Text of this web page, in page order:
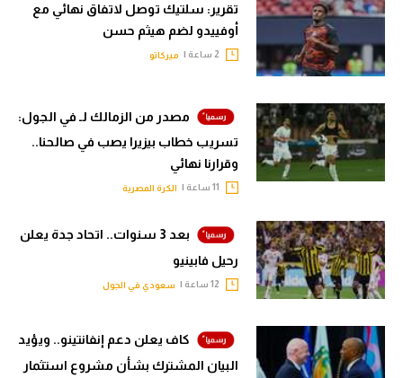
تقرير: سلتيك توصل لاتفاق نهائي مع
أوفييدو لضم هيثم حسن
ميركاتو
مصدر من الزمالك لـ في الجول:
تسريب خطاب بيزيرا يصب في صالحنا..
وقرارنا نهائي
الكرة المصرية
بعد 3 سنوات.. اتحاد جدة يعلن
رحيل فابينيو
سعودي في الجول
كاف يعلن دعم إنفانتينو.. ويؤيد
البيان المشترك بشأن مشروع استثمار